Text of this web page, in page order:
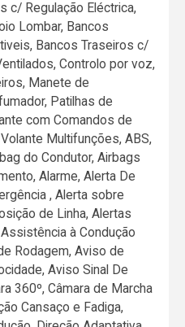
c/ Regulação Eléctrica,
Lombar, Bancos
Bancos Traseiros c/
Controlo por voz,
Manete de
Patilhas de
com Comandos de
Multifunções, ABS,
do Condutor, Airbags
Alarme, Alerta De
, Alerta sobre
de Linha, Alertas
à Condução
Rodagem, Aviso de
Aviso Sinal De
360º, Câmara de Marcha
Cansaço e Fadiga,